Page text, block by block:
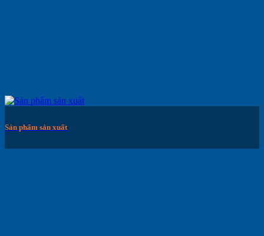
Sản phẩm sản xuất